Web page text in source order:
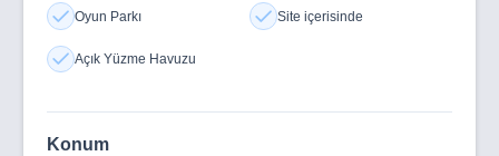
Oyun Parkı Site içerisinde
Açık Yüzme Havuzu
Konum